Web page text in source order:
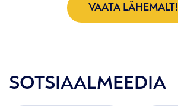
VAATA LÄHEMALT!
SOTSIAALMEEDIA